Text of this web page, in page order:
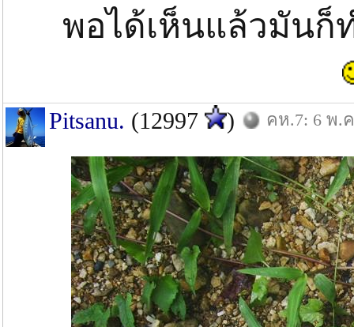
พอได้เห็นแล้วมันก็
Pitsanu. (12997 ) คห.7: 6 พ.